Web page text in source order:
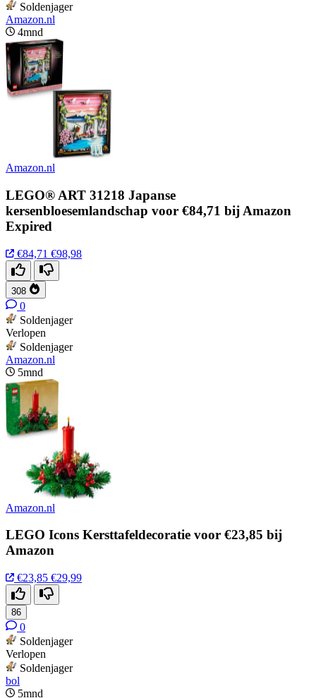
Soldenjager
Amazon.nl
4mnd
Amazon.nl
LEGO® ART 31218 Japanse
kersenbloesemlandschap voor €84,71 bij Amazon
Expired
€84,71 €98,98
308
0
Soldenjager
Verlopen
Soldenjager
Amazon.nl
5mnd
Amazon.nl
LEGO Icons Kersttafeldecoratie voor €23,85 bij
Amazon
€23,85 €29,99
86
0
Soldenjager
Verlopen
Soldenjager
bol
5mnd